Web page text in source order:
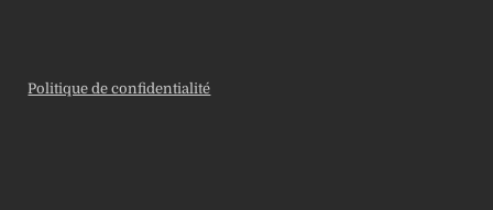
Politique de confidentialité